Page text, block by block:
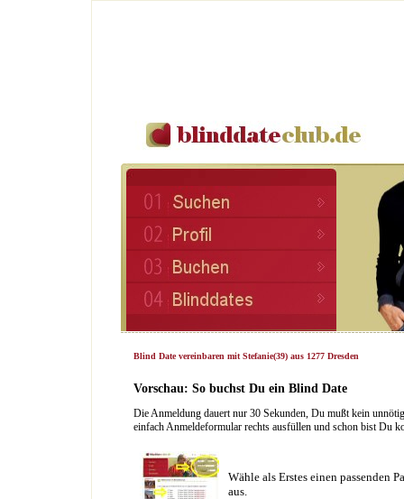
Blind Date vereinbaren mit Stefanie(39) aus 1277 Dresden
Vorschau: So buchst Du ein Blind Date
Die Anmeldung dauert nur 30 Sekunden, Du mußt kein
einfach Anmeldeformular rechts ausfüllen und schon bist Du
Wähle als Erstes einen passenden
aus.